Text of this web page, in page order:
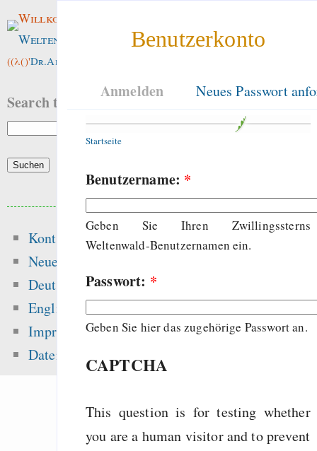
Benutzerkonto
Anmelden Neues Passwort
Startseite
Benutzername: *
Geben Sie Ihren Zwillingssterns
Weltenwald-Benutzernamen ein.
Passwort: *
Geben Sie hier das zugehörige Passwort an.
CAPTCHA
This question is for testing whether
you are a human visitor and to prevent
Willkommen im
Weltenwald
((λ()'Dr.ArneBab
Search this site:
Kontakt
Neue Inhalte
Deutsch
English
Impressum
Datenschutz
Beliebte Inhalte
Heute:
gefährliche Drogen
Gentoo auf
sea level
superstorms”